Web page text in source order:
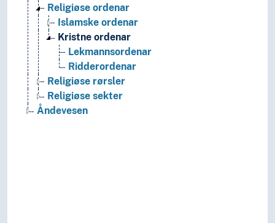
Religiøse ordenar
Islamske ordenar
Kristne ordenar
Lekmannsordenar
Ridderordenar
Religiøse rørsler
Religiøse sekter
Åndevesen